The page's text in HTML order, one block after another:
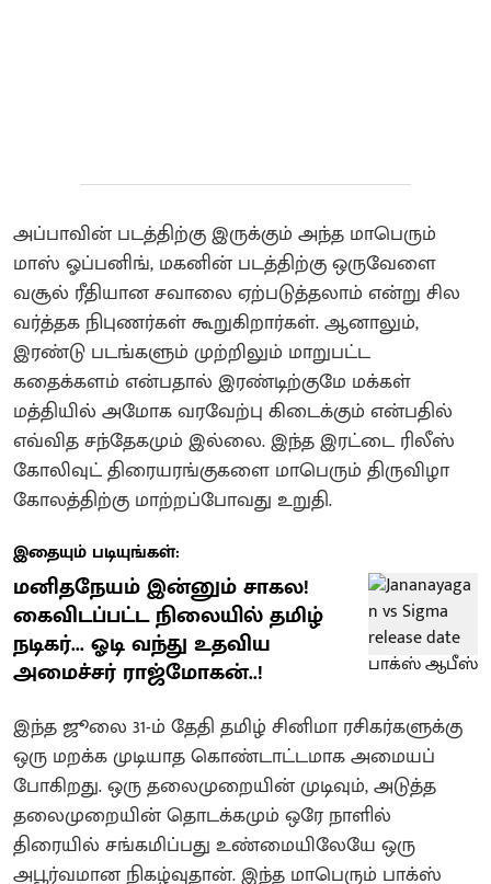
அப்பாவின் படத்திற்கு இருக்கும் அந்த மாபெரும்
மாஸ் ஓப்பனிங், மகனின் படத்திற்கு ஒருவேளை
வசூல் ரீதியான சவாலை ஏற்படுத்தலாம் என்று சில
வர்த்தக நிபுணர்கள் கூறுகிறார்கள். ஆனாலும்,
இரண்டு படங்களும் முற்றிலும் மாறுபட்ட
கதைக்களம் என்பதால் இரண்டிற்குமே மக்கள்
மத்தியில் அமோக வரவேற்பு கிடைக்கும் என்பதில்
எவ்வித சந்தேகமும் இல்லை. இந்த இரட்டை ரிலீஸ்
கோலிவுட் திரையரங்குகளை மாபெரும் திருவிழா
கோலத்திற்கு மாற்றப்போவது உறுதி.
இதையும் படியுங்கள்:
மனிதநேயம் இன்னும் சாகல!
கைவிடப்பட்ட நிலையில் தமிழ்
நடிகர்... ஓடி வந்து உதவிய
அமைச்சர் ராஜ்மோகன்..!
இந்த ஜூலை 31-ம் தேதி தமிழ் சினிமா ரசிகர்களுக்கு
ஒரு மறக்க முடியாத கொண்டாட்டமாக அமையப்
போகிறது. ஒரு தலைமுறையின் முடிவும், அடுத்த
தலைமுறையின் தொடக்கமும் ஒரே நாளில்
திரையில் சங்கமிப்பது உண்மையிலேயே ஒரு
அபூர்வமான நிகழ்வுதான். இந்த மாபெரும் பாக்ஸ்